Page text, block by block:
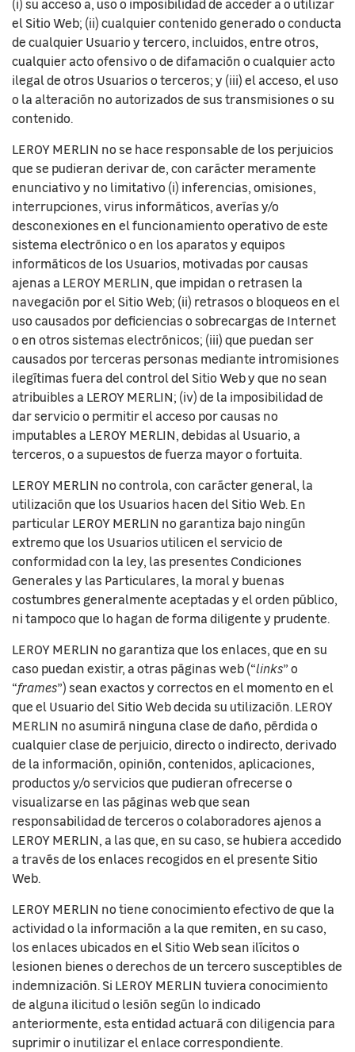
(i) su acceso a, uso o imposibilidad de acceder a o utilizar
el Sitio Web; (ii) cualquier contenido generado o conducta
de cualquier Usuario y tercero, incluidos, entre otros,
cualquier acto ofensivo o de difamación o cualquier acto
ilegal de otros Usuarios o terceros; y (iii) el acceso, el uso
o la alteración no autorizados de sus transmisiones o su
contenido.
LEROY MERLIN no se hace responsable de los perjuicios
que se pudieran derivar de, con carácter meramente
enunciativo y no limitativo (i) inferencias, omisiones,
interrupciones, virus informáticos, averías y/o
desconexiones en el funcionamiento operativo de este
sistema electrónico o en los aparatos y equipos
informáticos de los Usuarios, motivadas por causas
ajenas a LEROY MERLIN, que impidan o retrasen la
navegación por el Sitio Web; (ii) retrasos o bloqueos en el
uso causados por deficiencias o sobrecargas de Internet
o en otros sistemas electrónicos; (iii) que puedan ser
causados por terceras personas mediante intromisiones
ilegítimas fuera del control del Sitio Web y que no sean
atribuibles a LEROY MERLIN; (iv) de la imposibilidad de
dar servicio o permitir el acceso por causas no
imputables a LEROY MERLIN, debidas al Usuario, a
terceros, o a supuestos de fuerza mayor o fortuita.
LEROY MERLIN no controla, con carácter general, la
utilización que los Usuarios hacen del Sitio Web. En
particular LEROY MERLIN no garantiza bajo ningún
extremo que los Usuarios utilicen el servicio de
conformidad con la ley, las presentes Condiciones
Generales y las Particulares, la moral y buenas
costumbres generalmente aceptadas y el orden público,
ni tampoco que lo hagan de forma diligente y prudente.
LEROY MERLIN no garantiza que los enlaces, que en su
caso puedan existir, a otras páginas web (“links” o
“frames”) sean exactos y correctos en el momento en el
que el Usuario del Sitio Web decida su utilización. LEROY
MERLIN no asumirá ninguna clase de daño, pérdida o
cualquier clase de perjuicio, directo o indirecto, derivado
de la información, opinión, contenidos, aplicaciones,
productos y/o servicios que pudieran ofrecerse o
visualizarse en las páginas web que sean
responsabilidad de terceros o colaboradores ajenos a
LEROY MERLIN, a las que, en su caso, se hubiera accedido
a través de los enlaces recogidos en el presente Sitio
Web.
LEROY MERLIN no tiene conocimiento efectivo de que la
actividad o la información a la que remiten, en su caso,
los enlaces ubicados en el Sitio Web sean ilícitos o
lesionen bienes o derechos de un tercero susceptibles de
indemnización. Si LEROY MERLIN tuviera conocimiento
de alguna ilicitud o lesión según lo indicado
anteriormente, esta entidad actuará con diligencia para
suprimir o inutilizar el enlace correspondiente.